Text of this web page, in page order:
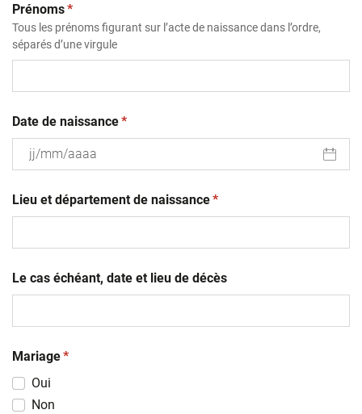
Prénoms(obligatoire)
*
Tous les prénoms figurant sur l’acte de naissance dans l’ordre,
séparés d’une virgule
Date de naissance(obligatoire)
*
slash
MM
Lieu et département de naissance(obligatoire)
*
Le cas échéant, date et lieu de décès
Mariage(obligatoire)
*
Oui
Non